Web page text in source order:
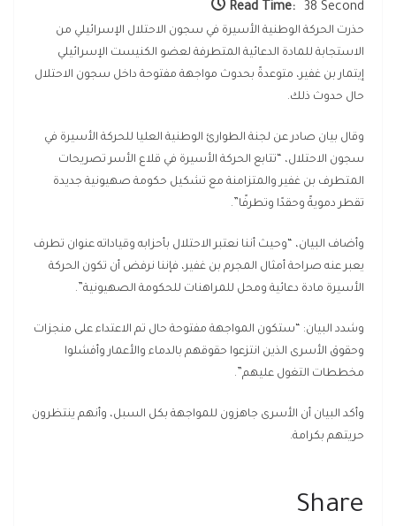
Read Time: 38 Second
حذرت الحركة الوطنية الأسيرة في سجون الاحتلال الإسرائيلي من
الاستجابة للمادة الدعائية المتطرفة لعضو الكنيست الإسرائيلي
إيتمار بن غفير، متوعدةً بحدوث مواجهة مفتوحة داخل سجون الاحتلال
حال حدوث ذلك.
وقال بيان صادر عن لجنة الطوارئ الوطنية العليا للحركة الأسيرة في
سجون الاحتلال، “تتابع الحركة الأسيرة في قلاع الأسر تصريحات
المتطرف بن غفير والمتزامنة مع تشكيل حكومة صهيونية جديدة
تقطر دمويةً وحقدًا وتطرفًا”.
وأضاف البيان، “وحيث أننا نعتبر الاحتلال بأحزابه وقياداته عنوان تطرف
يعبر عنه صراحة أمثال المجرم بن غفير، فإننا نرفض أن تكون الحركة
الأسيرة مادة دعائية ومحل للمراهنات للحكومة الصهيونية”.
وشدد البيان: “ستكون المواجهة مفتوحة حال تم الاعتداء على منجزات
وحقوق الأسرى الذين انتزعوا حقوقهم بالدماء والأعمار وأفشلوا
مخططات التغول عليهم”.
وأكد البيان أن الأسرى جاهزون للمواجهة بكل السبل، وأنهم ينتظرون
حريتهم بكرامة.
Share